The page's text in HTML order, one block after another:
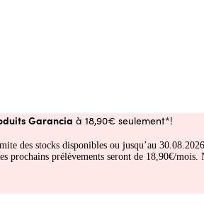
Garancia à 18,90€ seulement*!
des stocks disponibles ou jusqu’au
prélèvements seront de 18,90€/mois.